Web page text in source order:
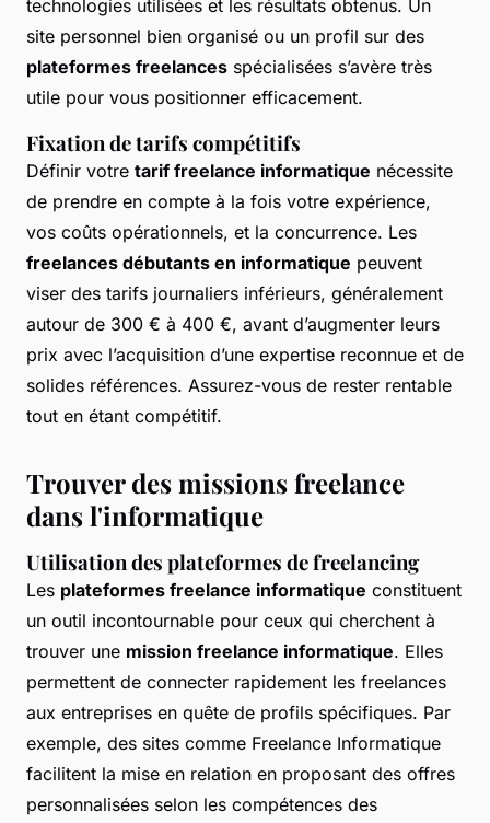
technologies utilisées et les résultats obtenus. Un
site personnel bien organisé ou un profil sur des
plateformes freelances spécialisées s’avère très
utile pour vous positionner efficacement.
Fixation de tarifs compétitifs
Définir votre tarif freelance informatique nécessite
de prendre en compte à la fois votre expérience,
vos coûts opérationnels, et la concurrence. Les
freelances débutants en informatique peuvent
viser des tarifs journaliers inférieurs, généralement
autour de 300 € à 400 €, avant d’augmenter leurs
prix avec l’acquisition d’une expertise reconnue et de
solides références. Assurez-vous de rester rentable
tout en étant compétitif.
Trouver des missions freelance
dans l'informatique
Utilisation des plateformes de freelancing
Les plateformes freelance informatique constituent
un outil incontournable pour ceux qui cherchent à
trouver une mission freelance informatique. Elles
permettent de connecter rapidement les freelances
aux entreprises en quête de profils spécifiques. Par
exemple, des sites comme Freelance Informatique
facilitent la mise en relation en proposant des offres
personnalisées selon les compétences des